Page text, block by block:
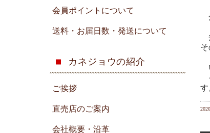
す
会員ポイントについて
送料・お届日数・発送について
カネジョウの紹介
ご挨拶
直売店のご案内
会社概要・沿革